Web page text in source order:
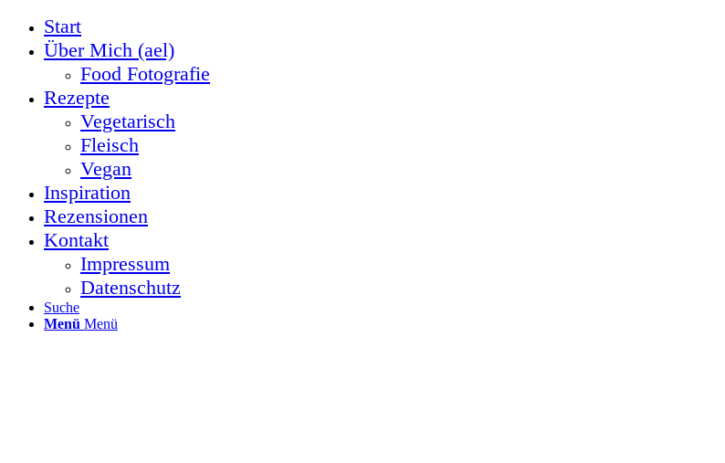
Start
Über Mich (ael)
Food Fotografie
Rezepte
Vegetarisch
Fleisch
Vegan
Inspiration
Rezensionen
Kontakt
Impressum
Datenschutz
Suche
Menü Menü